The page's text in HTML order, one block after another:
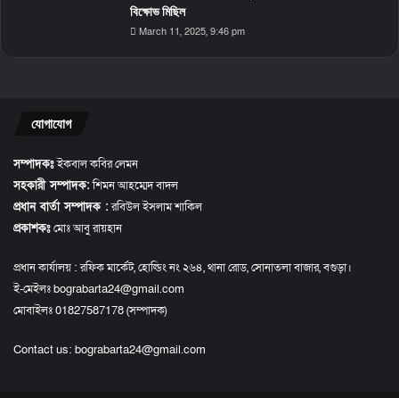
বিক্ষোভ মিছিল
March 11, 2025, 9:46 pm
যোগাযোগ
সম্পাদকঃইকবাল কবির লেমন
সহকারী সম্পাদক:শিমন আহম্মেদ বাদল
প্রধান বার্তা সম্পাদক :রবিউল ইসলাম শাকিল
প্রকাশকঃমোঃ আবু রায়হান
প্রধান কার্যালয় : রফিক মার্কেট, হোল্ডিং নং ২৬৪, থানা রোড, সোনাতলা বাজার, বগুড়া।
ই-মেইলঃ bograbarta24@gmail.com
মোবাইলঃ 01827587178 (সম্পাদক)
Contact us: bograbarta24@gmail.com